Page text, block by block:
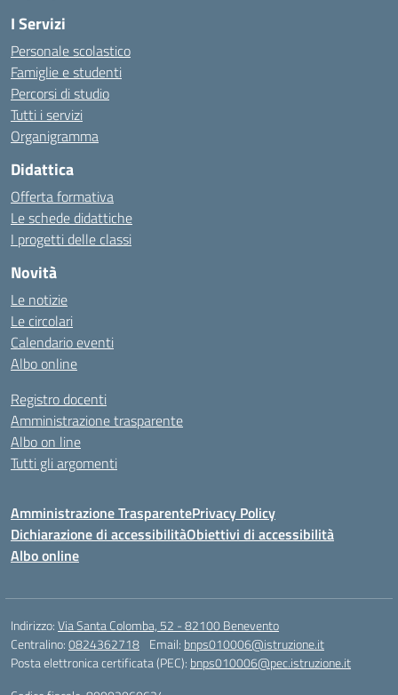
I Servizi
Personale scolastico
Famiglie e studenti
Percorsi di studio
Tutti i servizi
Organigramma
Didattica
Offerta formativa
Le schede didattiche
I progetti delle classi
Novità
Le notizie
Le circolari
Calendario eventi
Albo online
Registro docenti
Amministrazione trasparente
Albo on line
Tutti gli argomenti
Amministrazione TrasparentePrivacy Policy
Dichiarazione di accessibilitàObiettivi di accessibilità
Albo online
Indirizzo:Via Santa Colomba, 52 - 82100 Benevento
Centralino:0824362718 Email: bnps010006@istruzione.it
Posta elettronica certificata (PEC): bnps010006@pec.istruzione.it